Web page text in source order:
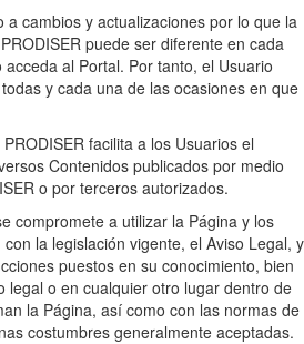
a cambios y actualizaciones por lo que la
puede ser diferente en cada
al Portal. Por tanto, el Usuario
y cada una de las ocasiones en que
facilita a los Usuarios el
Contenidos publicados por medio
o por terceros autorizados.
compromete a utilizar la Página y los
la legislación vigente, el Aviso Legal, y
puestos en su conocimiento, bien
legal o en cualquier otro lugar dentro de
la Página, así como con las normas de
costumbres generalmente aceptadas.